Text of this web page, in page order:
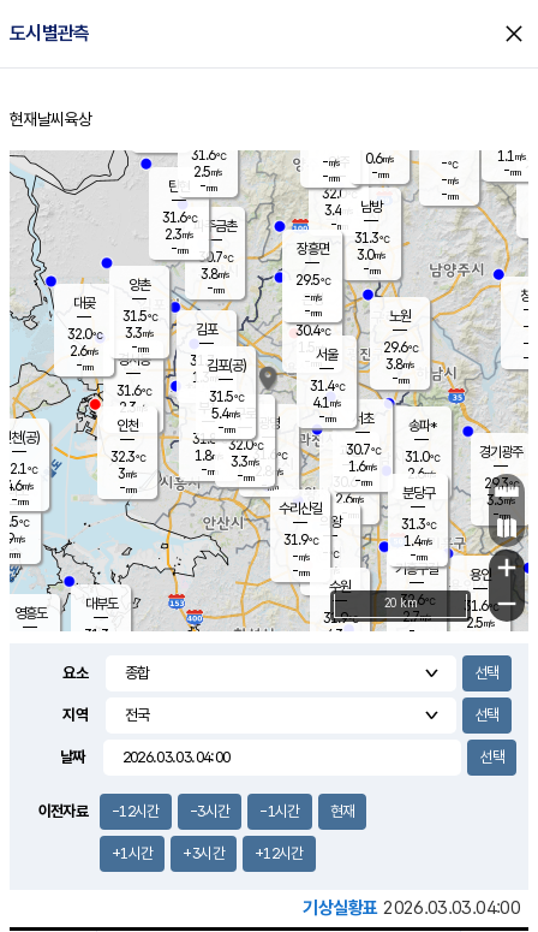
도시별관측 close
홈
현재날씨 육상
의도
℃
m/s
mm
영흥도
양주
32.0℃
3.4
-mm
과천
30.6℃
2.6m/s
- mm
용인
31.6℃
2.5m/s
경기광주
29.3℃
3.3m/s
-mm
3.3m/s
대부도
31.3
경서동
31.6℃
2.3 m/s
-mm
파주금촌
30.7℃
3.8m/s
-mm
-℃
-m/s
-mm
대곶
32.0℃
2.6m/s
-mm
창
-
-m/
-
탄현
31.6℃
2.3m/s
-mm
1.1 m/s
-mm
의왕
- ℃
m/s
mm
김포
31.7℃
1.3 m/s
mm
광명
31.6 ℃
2.8 m/s
-mm
부천
31.8℃
1.8m/s
-mm
양촌
31.5℃
3.3m/s
-mm
구로
32.0℃
3.3m/s
-mm
은평
30.4℃
1.5 m/s
- mm
노원
29.6℃
3.8m/s
-mm
송파*
31.0℃
2.6m/s
-mm
서초
30.7℃
1.6m/s
-mm
남방
31.3℃
3.0m/s
-mm
기흥구갈
32.6℃
2.7m/s
-
수리산길
31.9℃
-m/s
-mm
분당구
31.3℃
1.4m/s
-mm
장흥면
29.5℃
-m/s
-mm
-m/s
-mm
인천(공)
32.1℃
4.6m/s
-mm
김포(공)
31.5℃
5.4m/s
-mm
수원
31.9℃
4.3 m/s
인천
32.3℃
3m/s
-mm
서울
31.4℃
4.1 m/s
-mm
31.6℃
2.5m/s
-mm
0.6m/s
-mm
+
−
20 km
요소
지역
날짜
이전자료 -12시간 -3시간 -1시간 현재
+1시간 +3시간 +12시간
기상실황표 2026.03.03.04:00